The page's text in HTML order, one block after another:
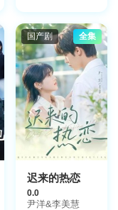
杰里米·斯威夫
特,布兰登·亨特,
塔尼娅·雷诺兹,
裘德·马克,费伊·
马赛,雷克斯·海
耶斯,艾斯林·沙
基,艾比·赫恩,格
兰特·菲利,索菲·
西蒙特,克莱尔·
阿什顿,米歇尔·
戴维森,尼尔·多
德森-哈托
国产剧 全集
迟来的热恋
0.0
尹洋&李美慧